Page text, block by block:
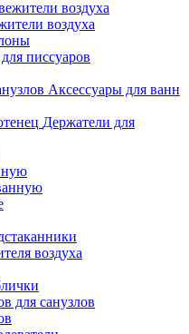
воздуха
писсуаров
Аксессуары для ванн
Держатели для
воздуха
для санузлов